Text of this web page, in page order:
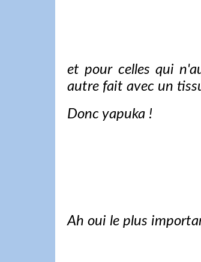
et pour celles qui
autre fait avec un
Donc yapuka !
Ah oui le plus